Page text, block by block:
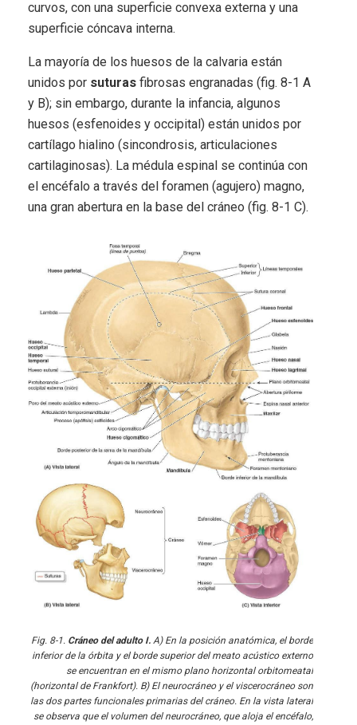
curvos, con una superficie convexa externa y una
superficie cóncava interna.
La mayoría de los huesos de la calvaria están
unidos por suturas fibrosas engranadas (fig. 8-1 A
y B); sin embargo, durante la infancia, algunos
huesos (esfenoides y occipital) están unidos por
cartílago hialino (sincondrosis, articulaciones
cartilaginosas). La médula espinal se continúa con
el encéfalo a través del foramen (agujero) magno,
una gran abertura en la base del cráneo (fig. 8-1 C).
Fig. 8-1. Cráneo del adulto I. A) En la posición anatómica, el borde
inferior de la órbita y el borde superior del meato acústico externo
se encuentran en el mismo plano horizontal orbitomeatal
(horizontal de Frankfort). B) El neurocráneo y el viscerocráneo son
las dos partes funcionales primarias del cráneo. En la vista lateral
se observa que el volumen del neurocráneo, que aloja el encéfalo,